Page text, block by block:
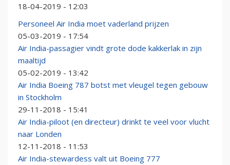
18-04-2019 - 12:03
Personeel Air India moet vaderland prijzen
05-03-2019 - 17:54
Air India-passagier vindt grote dode kakkerlak in zijn
maaltijd
05-02-2019 - 13:42
Air India Boeing 787 botst met vleugel tegen gebouw
in Stockholm
29-11-2018 - 15:41
Air India-piloot (en directeur) drinkt te veel voor vlucht
naar Londen
12-11-2018 - 11:53
Air India-stewardess valt uit Boeing 777